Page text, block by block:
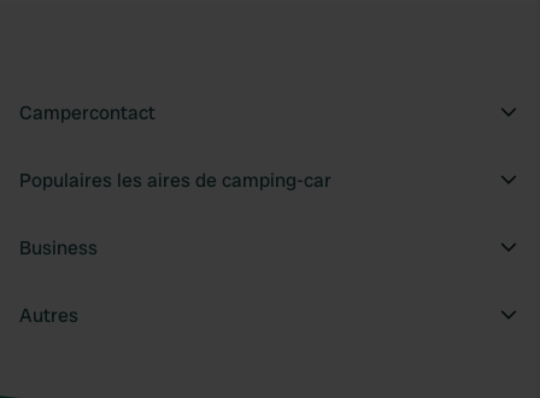
Campercontact
Populaires les aires de camping-car
Business
Autres